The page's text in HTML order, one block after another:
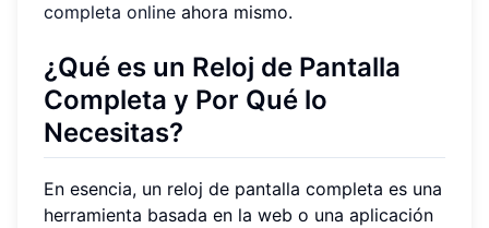
completa online ahora mismo.
¿Qué es un Reloj de Pantalla
Completa y Por Qué lo
Necesitas?
En esencia, un reloj de pantalla completa es una
herramienta basada en la web o una aplicación